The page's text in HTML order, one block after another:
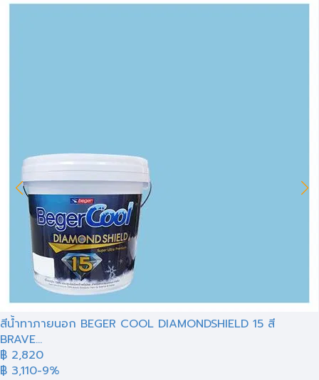
สีน้ำทาภายนอก BEGER COOL DIAMONDSHIELD 15 สี
BRAVE...
฿ 2,820
฿ 3,110-9%